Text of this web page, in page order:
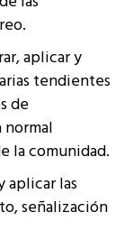
aplicar y
tendientes
de
la comunidad.
aplicar las
señalización